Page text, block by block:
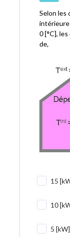
Selon les
0 [°C],
de,
15
10
5 [kW]